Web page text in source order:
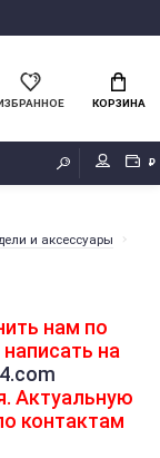
ИЗБРАННОЕ КОРЗИНА
₽
и аксессуары
нам по
на
Актуальную
контактам